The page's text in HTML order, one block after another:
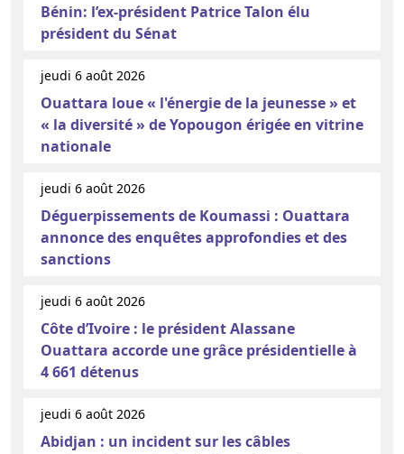
Bénin: l’ex-président Patrice Talon élu
président du Sénat
jeudi 6 août 2026
Ouattara loue « l'énergie de la jeunesse » et
« la diversité » de Yopougon érigée en vitrine
nationale
jeudi 6 août 2026
Déguerpissements de Koumassi : Ouattara
annonce des enquêtes approfondies et des
sanctions
jeudi 6 août 2026
Côte d’Ivoire : le président Alassane
Ouattara accorde une grâce présidentielle à
4 661 détenus
jeudi 6 août 2026
Abidjan : un incident sur les câbles